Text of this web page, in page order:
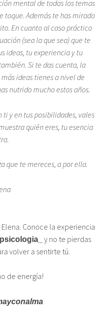
mental de todos los temas
toque. Además te has mirado
En cuanto al caso práctico
(sea la que sea) que te
ideas, tu experiencia y tu
Si te das cuenta, la
ideas tienes a nivel de
nutrido mucho estos años.
ti y en tus posibilidades, vales
quién eres, tu esencia
que te mereces, a por ella.
Conoce la experiencia
y no te pierdas
volver a sentirte tú.
de energía!